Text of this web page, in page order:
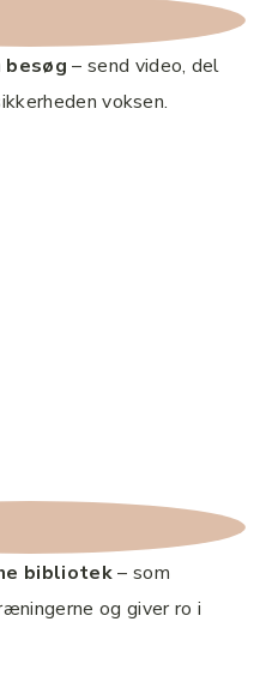
besøg – send video, del
voksen.
bibliotek– som
og giver ro i